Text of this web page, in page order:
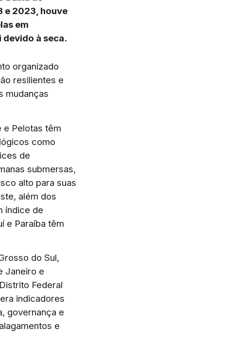
e 2023, houve
em
à seca.
organizado
resilientes e
mudanças
e Pelotas têm
como
de
submersas,
alto para suas
além dos
índice de
e Paraíba têm
do Sul,
Janeiro e
Federal
indicadores
governança e
e